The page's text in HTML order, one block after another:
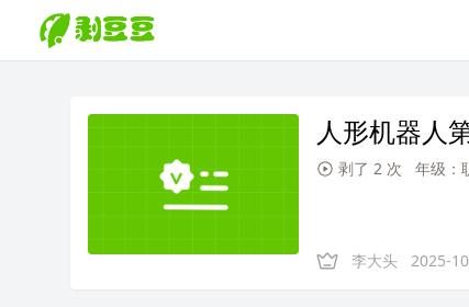
人形机器人
剥了 2 次 年级：
李大头 2025-